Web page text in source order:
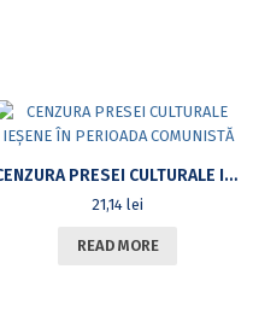
CENZURA PRESEI CULTURALE IEȘENE ÎN PERIOADA COMUNISTĂ
21,14lei
READ MORE